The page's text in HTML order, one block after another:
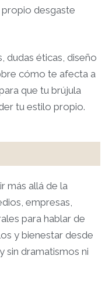
desgaste
dudas éticas, diseño
cómo te afecta a
que tu brújula
tu estilo propio.​​
más allá de la
empresas,
para hablar de
y bienestar desde
sin dramatismos ni